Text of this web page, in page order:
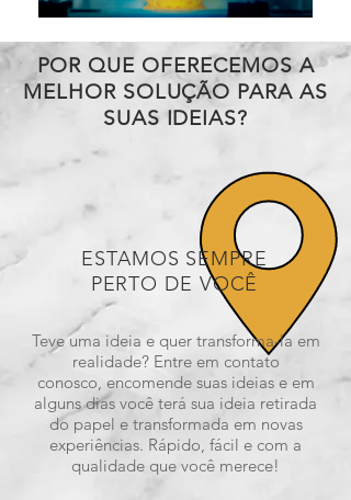
POR QUE OFERECEMOS A
MELHOR SOLUÇÃO PARA AS
SUAS IDEIAS?
ESTAMOS SEMPRE
PERTO DE VOCÊ
Teve uma ideia e quer transforma-la em
realidade? Entre em contato
conosco, encomende suas ideias e em
alguns dias você terá sua ideia retirada
do papel e transformada em novas
experiências. Rápido, fácil e com a
qualidade que você merece!